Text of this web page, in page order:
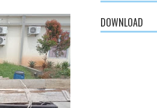
DOWNLOAD